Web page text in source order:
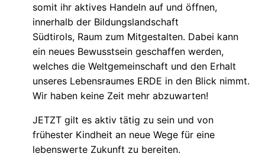
somit ihr aktives Handeln auf und öffnen,
innerhalb der Bildungslandschaft
Südtirols, Raum zum Mitgestalten. Dabei kann
ein neues Bewusstsein geschaffen werden,
welches die Weltgemeinschaft und den Erhalt
unseres Lebensraumes ERDE in den Blick nimmt.
Wir haben keine Zeit mehr abzuwarten!
JETZT gilt es aktiv tätig zu sein und von
frühester Kindheit an neue Wege für eine
lebenswerte Zukunft zu bereiten.